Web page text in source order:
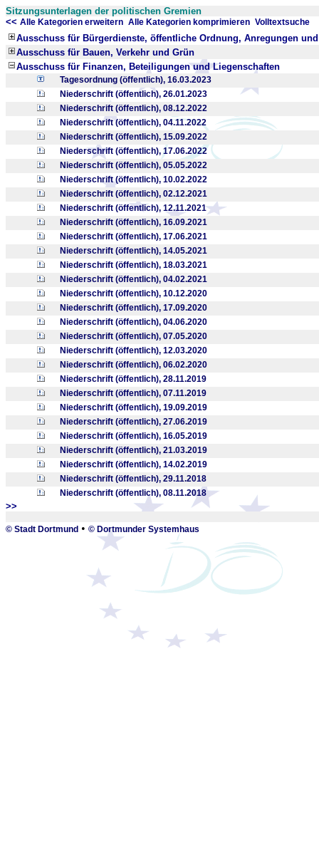
Sitzungsunterlagen der politischen Gremien
<< Alle Kategorien erweitern Alle Kategorien komprimieren Volltextsuche
Ausschuss für Bürgerdienste, öffentliche Ordnung, Anregungen
Ausschuss für Bauen, Verkehr und Grün
Ausschuss für Finanzen, Beteiligungen und Liegenschaften
Tagesordnung (öffentlich), 16.03.2023
Niederschrift (öffentlich), 26.01.2023
Niederschrift (öffentlich), 08.12.2022
Niederschrift (öffentlich), 04.11.2022
Niederschrift (öffentlich), 15.09.2022
Niederschrift (öffentlich), 17.06.2022
Niederschrift (öffentlich), 05.05.2022
Niederschrift (öffentlich), 10.02.2022
Niederschrift (öffentlich), 02.12.2021
Niederschrift (öffentlich), 12.11.2021
Niederschrift (öffentlich), 16.09.2021
Niederschrift (öffentlich), 17.06.2021
Niederschrift (öffentlich), 14.05.2021
Niederschrift (öffentlich), 18.03.2021
Niederschrift (öffentlich), 04.02.2021
Niederschrift (öffentlich), 10.12.2020
Niederschrift (öffentlich), 17.09.2020
Niederschrift (öffentlich), 04.06.2020
Niederschrift (öffentlich), 07.05.2020
Niederschrift (öffentlich), 12.03.2020
Niederschrift (öffentlich), 06.02.2020
Niederschrift (öffentlich), 28.11.2019
Niederschrift (öffentlich), 07.11.2019
Niederschrift (öffentlich), 19.09.2019
Niederschrift (öffentlich), 27.06.2019
Niederschrift (öffentlich), 16.05.2019
Niederschrift (öffentlich), 21.03.2019
Niederschrift (öffentlich), 14.02.2019
Niederschrift (öffentlich), 29.11.2018
Niederschrift (öffentlich), 08.11.2018
>>
© Stadt Dortmund • © Dortmunder Systemhaus